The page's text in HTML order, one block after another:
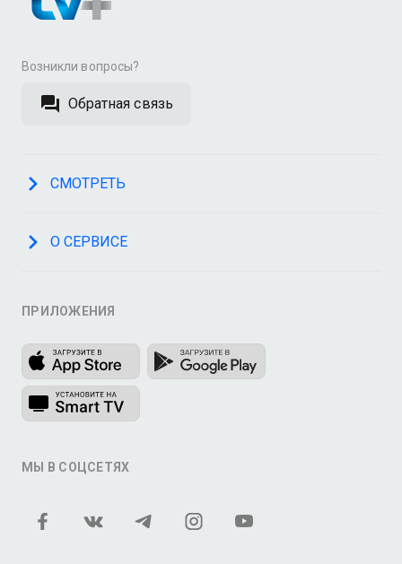
Возникли вопросы?
Обратная связь
СМОТРЕТЬ
О СЕРВИСЕ
ПРИЛОЖЕНИЯ
МЫ В СОЦСЕТЯХ